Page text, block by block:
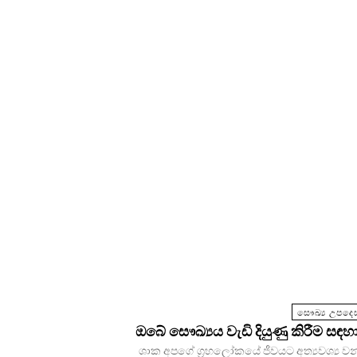
සෞඛ්‍ය
ඔබේ සෞඛ්‍යය වැඩි දියුණු කිරීම
ශාක අපගේ ග්‍රහලෝකයේ ජීවයට අත්‍යවශ්‍ය